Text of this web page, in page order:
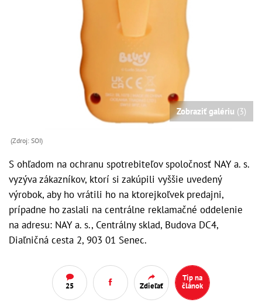
Zobraziť galériu (3)
(Zdroj: SOI)
S ohľadom na ochranu spotrebiteľov spoločnosť NAY a. s.
vyzýva zákazníkov, ktorí si zakúpili vyššie uvedený
výrobok, aby ho vrátili ho na ktorejkoľvek predajni,
prípadne ho zaslali na centrálne reklamačné oddelenie
na adresu: NAY a. s., Centrálny sklad, Budova DC4,
Diaľničná cesta 2, 903 01 Senec.
25 Zdieľať
Tip na
článok